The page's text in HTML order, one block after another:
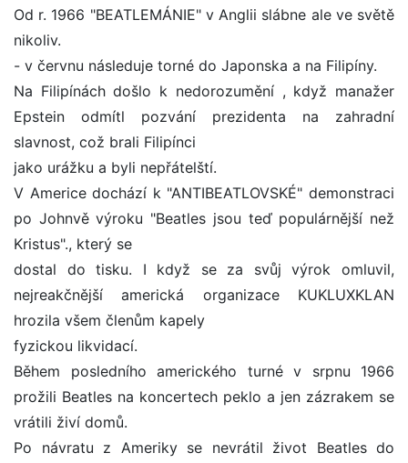
Od r. 1966 "BEATLEMÁNIE" v Anglii slábne ale ve světě
nikoliv.
- v červnu následuje torné do Japonska a na Filipíny.
Na Filipínách došlo k nedorozumění , když manažer
Epstein odmítl pozvání prezidenta na zahradní
slavnost, což brali Filipínci
jako urážku a byli nepřátelští.
V Americe dochází k "ANTIBEATLOVSKÉ" demonstraci
po Johnvě výroku "Beatles jsou teď populárnější než
Kristus"., který se
dostal do tisku. I když se za svůj výrok omluvil,
nejreakčnější americká organizace KUKLUXKLAN
hrozila všem členům kapely
fyzickou likvidací.
Během posledního amerického turné v srpnu 1966
prožili Beatles na koncertech peklo a jen zázrakem se
vrátili živí domů.
Po návratu z Ameriky se nevrátil život Beatles do